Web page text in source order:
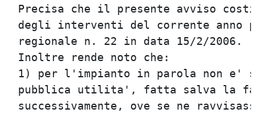
Precisa che il presente avviso
degli interventi del corrente anno
regionale n. 22 in data 15/2/2006.
Inoltre rende noto che:
1) per l'impianto in parola non e'
pubblica utilita', fatta salva la
successivamente, ove se ne